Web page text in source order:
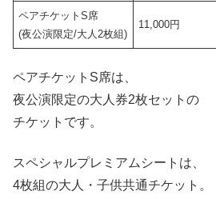
ペアチケットS席
(夜公演限定/大人2枚組)
11,000円
ペアチケットS席は、
夜公演限定の大人券2枚セットの
チケットです。
スペシャルプレミアムシートは、
4枚組の大人・子供共通チケット。